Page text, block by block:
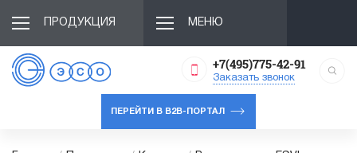
ПРОДУКЦИЯ МЕНЮ
+7(495)775-42-91
Заказать звонок
ПЕРЕЙТИ В B2B-ПОРТАЛ